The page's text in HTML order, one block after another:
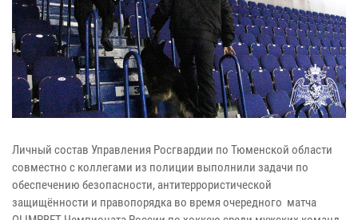
Личный состав Управления Росгвардии по Тюменской области
совместно с коллегами из полиции выполнили задачи по
обеспечению безопасности, антитеррористической
защищённости и правопорядка во время очередного матча